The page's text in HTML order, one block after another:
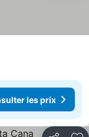
les prix
les prix